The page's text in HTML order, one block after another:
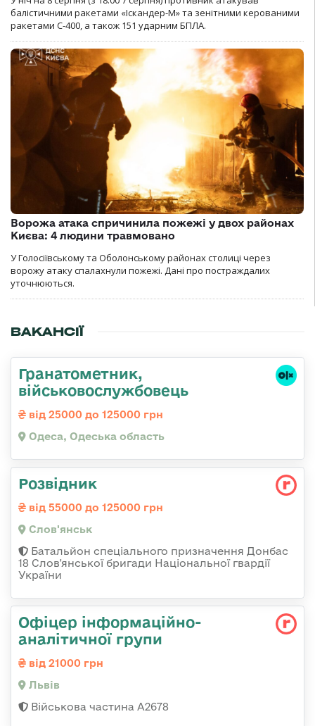
балістичними ракетами «Іскандер-М» та зенітними керованими
ракетами С-400, а також 151 ударним БПЛА.
Ворожа атака спричинила пожежі у двох районах
Києва: 4 людини травмовано
У Голосіївському та Оболонському районах столиці через
ворожу атаку спалахнули пожежі. Дані про постраждалих
уточнюються.
ВАКАНСІЇ
Гранатометник,
військовослужбовець
від 25000 до 125000 грн
Одеса, Одеська область
Розвідник
від 55000 до 125000 грн
Слов'янськ
Батальйон спеціального призначення Донбас
18 Слов'янської бригади Національної гвардії
України
Офіцер інформаційно-
аналітичної групи
від 21000 грн
Львів
Військова частина А2678